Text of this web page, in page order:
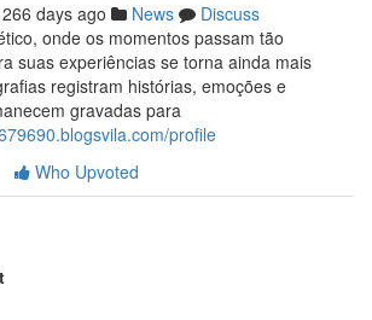
266 days ago News
Discuss
onde os momentos passam tão
suas experiências se torna ainda mais
registram histórias, emoções e
gravadas para
profile
Who Upvoted